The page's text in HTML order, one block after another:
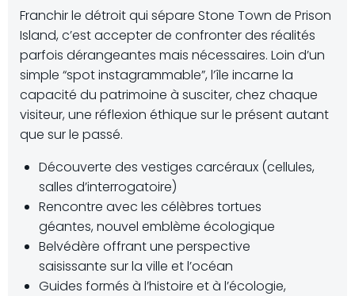
Franchir le détroit qui sépare Stone Town de Prison
Island, c’est accepter de confronter des réalités
parfois dérangeantes mais nécessaires. Loin d’un
simple “spot instagrammable”, l’île incarne la
capacité du patrimoine à susciter, chez chaque
visiteur, une réflexion éthique sur le présent autant
que sur le passé.
Découverte des vestiges carcéraux (cellules,
salles d’interrogatoire)
Rencontre avec les célèbres tortues
géantes, nouvel emblème écologique
Belvédère offrant une perspective
saisissante sur la ville et l’océan
Guides formés à l’histoire et à l’écologie,